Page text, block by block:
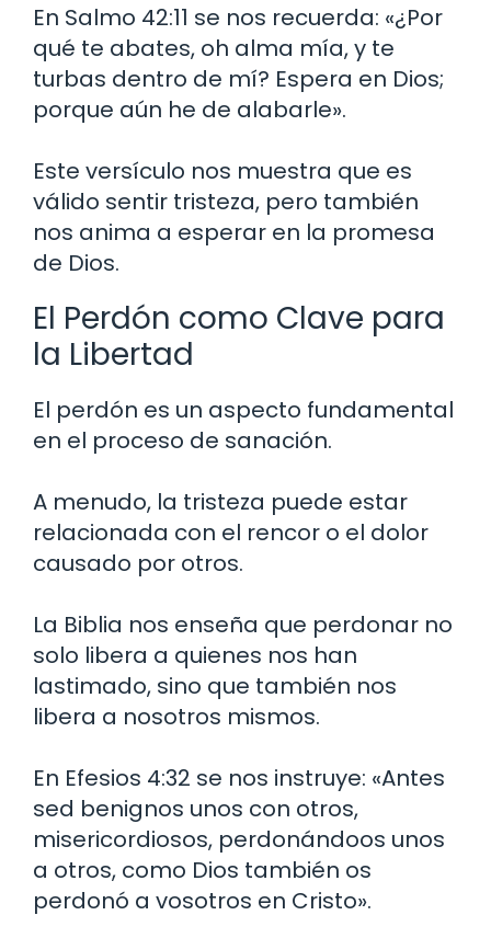
En Salmo 42:11 se nos recuerda: «¿Por
qué te abates, oh alma mía, y te
turbas dentro de mí? Espera en Dios;
porque aún he de alabarle».
Este versículo nos muestra que es
válido sentir tristeza, pero también
nos anima a esperar en la promesa
de Dios.
El Perdón como Clave para
la Libertad
El perdón es un aspecto fundamental
en el proceso de sanación.
A menudo, la tristeza puede estar
relacionada con el rencor o el dolor
causado por otros.
La Biblia nos enseña que perdonar no
solo libera a quienes nos han
lastimado, sino que también nos
libera a nosotros mismos.
En Efesios 4:32 se nos instruye: «Antes
sed benignos unos con otros,
misericordiosos, perdonándoos unos
a otros, como Dios también os
perdonó a vosotros en Cristo».